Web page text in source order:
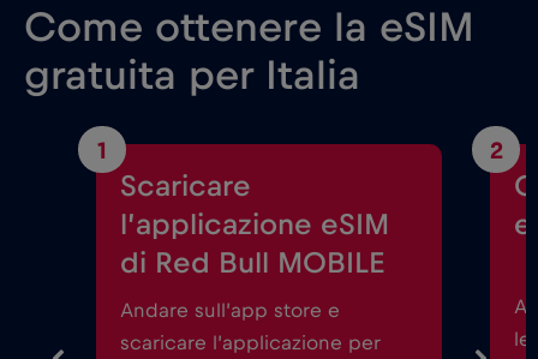
Come ottenere la eSIM
gratuita per Italia
1
Scaricare
l’applicazione eSIM
di Red Bull MOBILE
Andare sull’app store e
scaricare l’applicazione per
2
le